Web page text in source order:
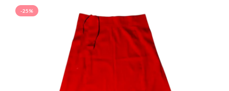
-25%